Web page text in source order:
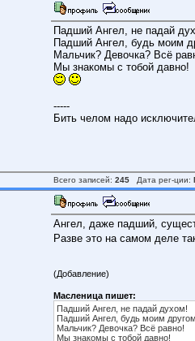
Падший Ангел, не падай
Падший Ангел, будь моим
Мальчик? Девочка? Всё
Мы знакомы с тобой давно!
-----
Бить челом надо
Всего записей: 245 Дата рег-ции:
Ангел, даже падший,
Разве это на самом деле
(Добавление)
Масленица пишет:
Падший Ангел, не падай духом!
Падший Ангел, будь моим
Мальчик? Девочка? Всё равно!
Мы знакомы с тобой давно!